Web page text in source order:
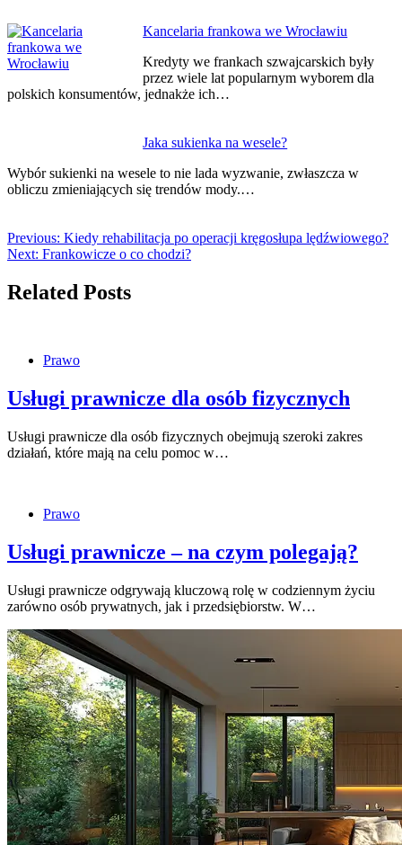
Kancelaria frankowa we Wrocławiu
Kredyty we frankach szwajcarskich były
przez wiele lat popularnym wyborem dla
polskich konsumentów, jednakże ich…
Jaka sukienka na wesele?
Wybór sukienki na wesele to nie lada wyzwanie, zwłaszcza w
obliczu zmieniających się trendów mody.…
Previous: Kiedy rehabilitacja po operacji kręgosłupa lędźwiowego?
Next: Frankowicze o co chodzi?
Related Posts
Prawo
Usługi prawnicze dla osób fizycznych
Usługi prawnicze dla osób fizycznych obejmują szeroki zakres
działań, które mają na celu pomoc w…
Prawo
Usługi prawnicze – na czym polegają?
Usługi prawnicze odgrywają kluczową rolę w codziennym życiu
zarówno osób prywatnych, jak i przedsiębiorstw. W…